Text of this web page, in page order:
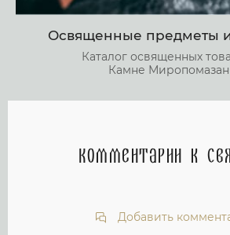
Освященные предметы
Каталог освященных
Камне
Комментарии к
Добавить